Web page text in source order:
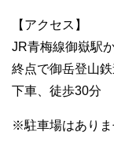
【アクセス】
JR青梅線御嶽駅
終点で御岳登山
下車、徒歩30分
※駐車場はありま